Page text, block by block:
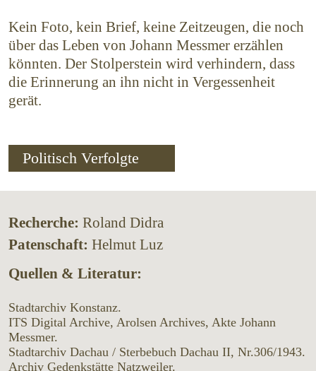
Kein Foto, kein Brief, keine Zeitzeugen, die noch
über das Leben von Johann Messmer erzählen
könnten. Der Stolperstein wird verhindern, dass
die Erinnerung an ihn nicht in Vergessenheit
gerät.
Politisch Verfolgte
Recherche: Roland Didra
Patenschaft: Helmut Luz
Quellen & Literatur:
Stadtarchiv Konstanz.
ITS Digital Archive, Arolsen Archives, Akte Johann
Messmer.
Stadtarchiv Dachau / Sterbebuch Dachau II, Nr.306/1943.
Archiv Gedenkstätte Natzweiler.